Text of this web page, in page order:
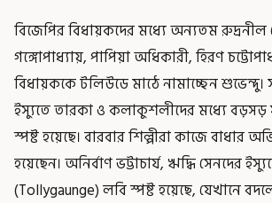
বিজেপির বিধায়কদের মধ্যে অন্যতম
গঙ্গোপাধ্যায়, পাপিয়া অধিকারী, হিরণ
বিধায়ককে টলিউডে মাঠে নামাচ্ছেন শুভেন্দু।
ইস্যুতে তারকা ও কলাকুশলীদের মধ্যে
স্পষ্ট হয়েছে। বারবার শিল্পীরা কাজে বাধার
হয়েছেন। অনির্বাণ ভট্টাচার্য, ঋদ্ধি সেনদের
(Tollygaunge) লবি স্পষ্ট হয়েছে, যেখানে